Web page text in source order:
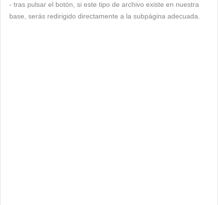
- tras pulsar el botón, si este tipo de archivo existe en nuestra
base, serás redirigido directamente a la subpágina adecuada.